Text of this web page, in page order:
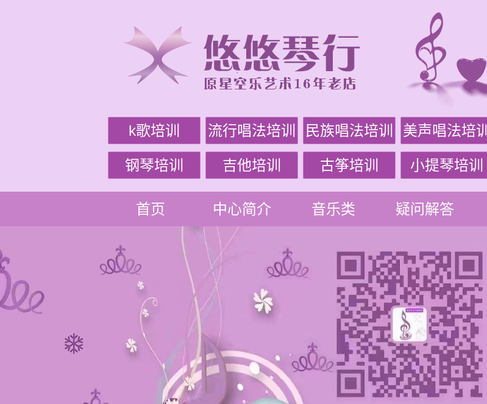
k歌培训 流行唱法培训 民族唱法培训 美声唱法培训
钢琴培训 吉他培训 古筝培训 小提琴培训
首页 中心简介 音乐类 疑问解答